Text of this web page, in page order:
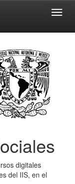
digitales
del IIS, en el